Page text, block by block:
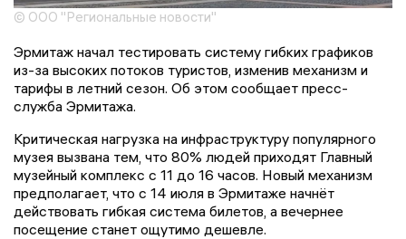
© ООО "Региональные новости"
Эрмитаж начал тестировать систему гибких графиков
из-за высоких потоков туристов, изменив механизм и
тарифы в летний сезон. Об этом сообщает пресс-
служба Эрмитажа.
Критическая нагрузка на инфраструктуру популярного
музея вызвана тем, что 80% людей приходят Главный
музейный комплекс с 11 до 16 часов. Новый механизм
предполагает, что с 14 июля в Эрмитаже начнёт
действовать гибкая система билетов, а вечернее
посещение станет ощутимо дешевле.